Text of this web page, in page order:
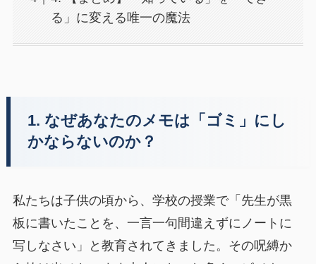
る」に変える唯一の魔法
1. なぜあなたのメモは「ゴミ」にし
かならないのか？
私たちは子供の頃から、学校の授業で「先生が黒
板に書いたことを、一言一句間違えずにノートに
写しなさい」と教育されてきました。その呪縛か